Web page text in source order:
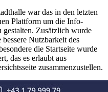
war das in den letzten
Plattform um die Info-
gestalten. Zusätzlich wurde
Nutzbarkeit des
die Startseite wurde
das es erlaubt aus
zusammenzustellen.